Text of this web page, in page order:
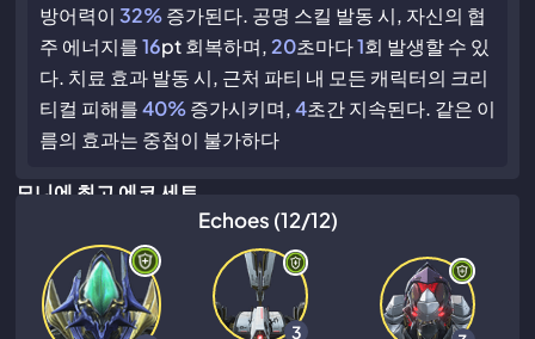
방어력이 32%증가된다. 공명 스킬 발동 시, 자신의 협
주 에너지를16pt 회복하며, 20초마다1회 발생할 수 있
다. 치료 효과 발동 시, 근처 파티 내 모든 캐릭터의 크리
티컬 피해를40%증가시키며,4초간 지속된다. 같은 이
름의 효과는 중첩이 불가하다
모니에 최고 에코 세트
Echoes (12/12)
3